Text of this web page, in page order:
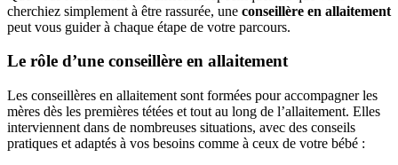
cherchiez simplement à être rassurée, une conseillère en allaitement
peut vous guider à chaque étape de votre parcours.
Le rôle d’une conseillère en allaitement
Les conseillères en allaitement sont formées pour accompagner les
mères dès les premières tétées et tout au long de l’allaitement. Elles
interviennent dans de nombreuses situations, avec des conseils
pratiques et adaptés à vos besoins comme à ceux de votre bébé :